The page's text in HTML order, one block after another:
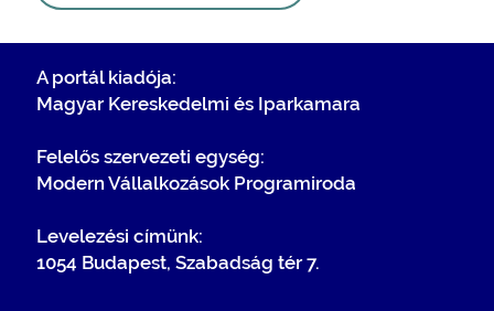
A portál kiadója:
Magyar Kereskedelmi és Iparkamara
Felelős szervezeti egység:
Modern Vállalkozások Programiroda
Levelezési címünk:
1054 Budapest, Szabadság tér 7.